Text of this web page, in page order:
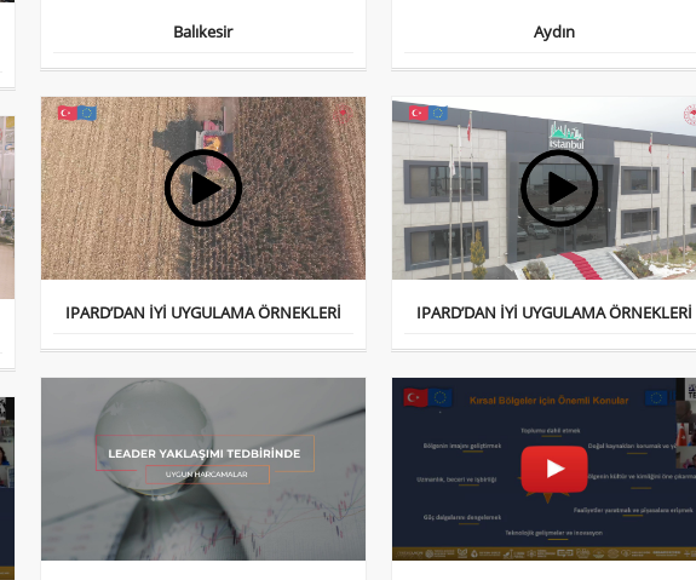
Balıkesir Aydın
IPARD’DAN İYİ UYGULAMA ÖRNEKLERİ IPARD’DAN İYİ UYGULAMA ÖRNEKLERİ